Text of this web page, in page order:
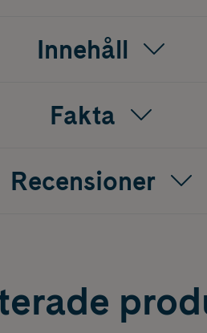
Innehåll
Fakta
Recensioner